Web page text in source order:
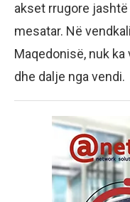
akset rrugore
mesatar. Në
Maqedonisë, nuk
dhe dalje nga vendi.